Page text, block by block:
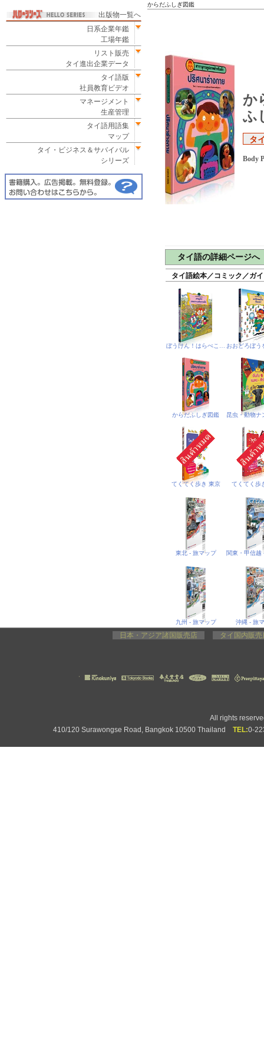
出版物一覧へ
日系企業年鑑
工場年鑑
リスト販売
タイ進出企業データ
タイ語版
社員教育ビデオ
マネージメント
生産管理
タイ語用語集
マップ
タイ・ビジネス＆サバイバル
シリーズ
からだふしぎ図鑑
か
ふ
タ
Body
タイ語の詳細ページへ
タイ語絵本／コミック／ガ
からだふしぎ図鑑
てくてく歩き 東京 てくてく歩
東北 - 旅マップ
九州 - 旅マップ 沖縄 - 旅
日本・アジア諸国販売店 タイ国内販
All rights
410/120 Surawongse Road, Bangkok 10500 Thailand TEL:0-